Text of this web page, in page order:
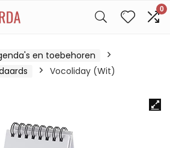
0
en toebehoren
Vocoliday (Wit)